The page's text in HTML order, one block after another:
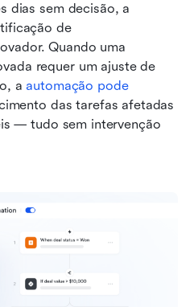
dias sem decisão, a
de
Quando uma
requer um ajuste de
a automação pode
das tarefas afetadas
— tudo sem intervenção